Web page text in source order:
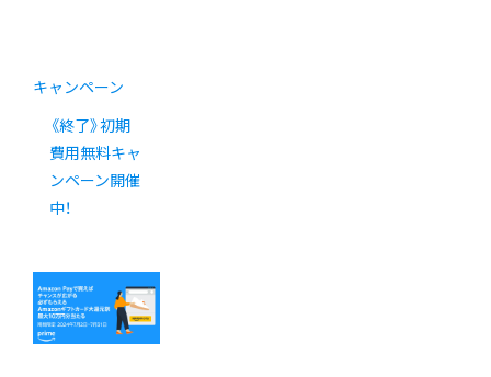
キャンペーン
《終了》初期
費用無料キャ
ンペーン開催
中！